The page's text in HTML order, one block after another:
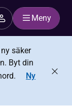
Meny
säker
Byt din
Ny